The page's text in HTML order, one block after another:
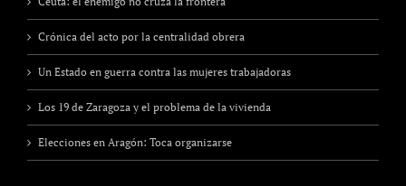
Crónica del acto por la centralidad obrera
Un Estado en guerra contra las mujeres trabajadoras
Los 19 de Zaragoza y el problema de la vivienda
Elecciones en Aragón: Toca organizarse